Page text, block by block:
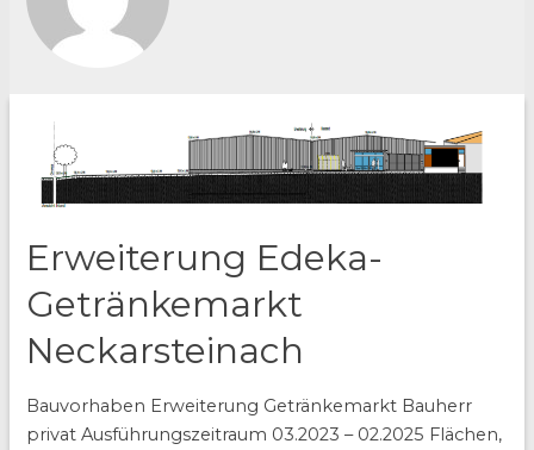
Erweiterung Edeka-
Getränkemarkt
Neckarsteinach
Bauvorhaben Erweiterung Getränkemarkt Bauherr
privat Ausführungszeitraum 03.2023 – 02.2025 Flächen,